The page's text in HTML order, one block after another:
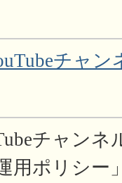
チャン
チャン
用ポリシ